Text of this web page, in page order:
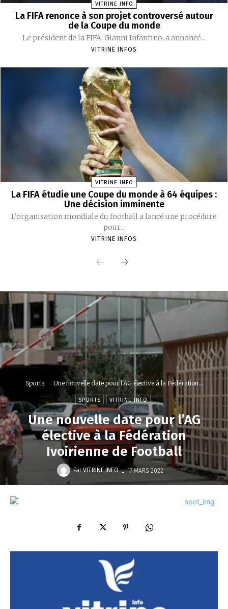
VITRINE INFO
La FIFA renonce à son projet controversé autour
de la Coupe du monde
Le président de la FIFA, Gianni Infantino, a annoncé...
VITRINE INFOS
VITRINE INFO
La FIFA étudie une Coupe du monde à 64 équipes :
Une décision imminente
L’organisation mondiale du football a lancé une procédure
pour...
VITRINE INFOS